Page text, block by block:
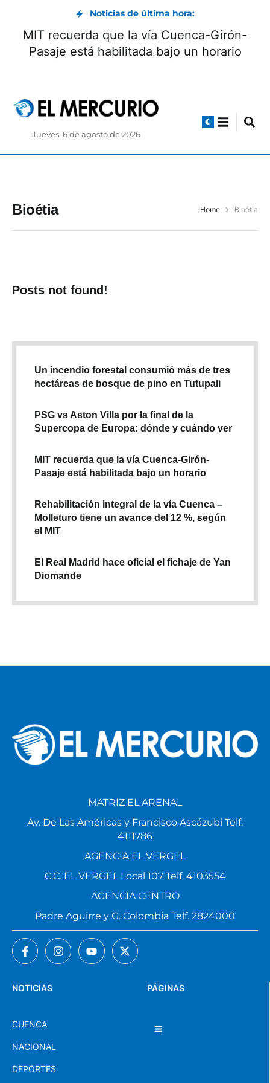
Noticias de última hora:
MIT recuerda que la vía Cuenca-Girón-
Pasaje está habilitada bajo un horario
Jueves, 6 de agosto de 2026
Bioétia Home Bioétia
Posts not found!
Un incendio forestal consumió más de tres
hectáreas de bosque de pino en Tutupali
PSG vs Aston Villa por la final de la
Supercopa de Europa: dónde y cuándo ver
MIT recuerda que la vía Cuenca-Girón-
Pasaje está habilitada bajo un horario
Rehabilitación integral de la vía Cuenca –
Molleturo tiene un avance del 12 %, según
el MIT
El Real Madrid hace oficial el fichaje de Yan
Diomande
PÁGINAS
NOTICIAS
CUENCA
NACIONAL
DEPORTES
MATRIZ EL ARENAL
Av. De Las Américas y Francisco Ascázubi Telf.
4111786
AGENCIA EL VERGEL
C.C. EL VERGEL Local 107 Telf. 4103554
AGENCIA CENTRO
Padre Aguirre y G. Colombia Telf. 2824000